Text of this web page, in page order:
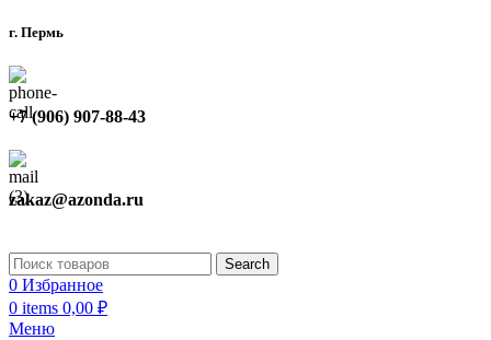
г. Пермь
+7 (906) 907-88-43
zakaz@azonda.ru
Search
0 Избранное
0 items 0,00 ₽
Меню